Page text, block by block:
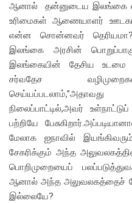
ஆனால் தன்னுடைய இலங்கை
உரிமைகள் ஆணையாளர்
என்ன சொன்னவர் தெரியமா?
இலங்கை அரசின்
இலங்கையின் தேசிய உடமை
சர்வதேச
நிலைப்பாட்டில்,அவர்
பற்றியே
மேலாக ஐநாவில்
சேகரிக்கும் அந்த
பொறிமுறையைப்
ஆனால் அந்த அலுவலகத்தைச்
இல்லையே?